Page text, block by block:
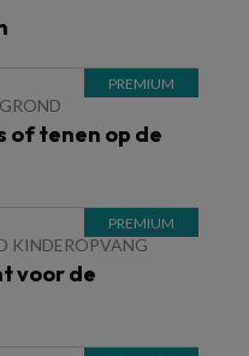
of tenen op de
KINDEROPVANG
voor de